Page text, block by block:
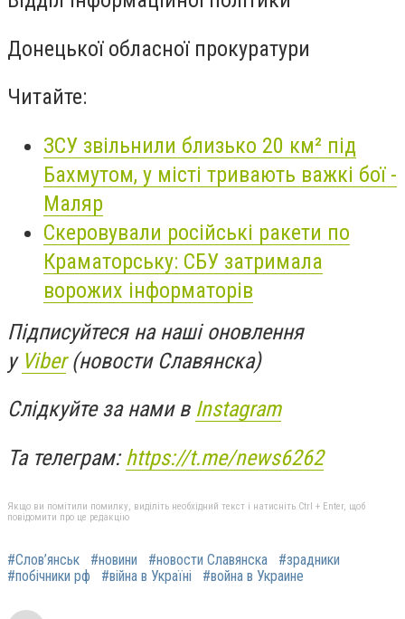
Донецької обласної прокуратури
Читайте:
ЗСУ звільнили близько 20 км² під
Бахмутом, у місті тривають важкі бої -
Маляр
Скеровували російські ракети по
Краматорську: СБУ затримала
ворожих інформаторів
Підписуйтеся на наші оновлення
у Viber(новости Славянска)
Слідкуйте за нами в Instagram
Та телеграм:https://t.me/news6262
Якщо ви помітили помилку, виділіть необхідний текст і натисніть Ctrl + Enter, щоб
повідомити про це редакцію
#Слов’янськ #новини #новости Славянска
#зрадники
#побічники рф
#війна в Україні #война в Украине